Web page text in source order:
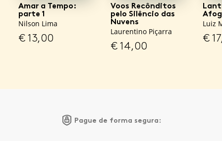
Amar a Tempo:
parte 1
Nilson Lima
€13,00
Voos Recônditos
pelo Silêncio das
Nuvens
Laurentino Piçarra
€14,00
Luiz
€
Pague de forma segura: